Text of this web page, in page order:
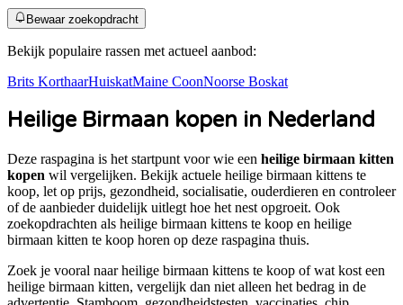
Bewaar zoekopdracht
Bekijk populaire rassen met actueel aanbod:
Brits KorthaarHuiskatMaine CoonNoorse Boskat
Heilige Birmaan kopen in Nederland
Deze raspagina is het startpunt voor wie een heilige birmaan kitten
kopen wil vergelijken. Bekijk actuele heilige birmaan kittens te
koop, let op prijs, gezondheid, socialisatie, ouderdieren en controleer
of de aanbieder duidelijk uitlegt hoe het nest opgroeit. Ook
zoekopdrachten als heilige birmaan kittens te koop en heilige
birmaan kitten te koop horen op deze raspagina thuis.
Zoek je vooral naar heilige birmaan kittens te koop of wat kost een
heilige birmaan kitten, vergelijk dan niet alleen het bedrag in de